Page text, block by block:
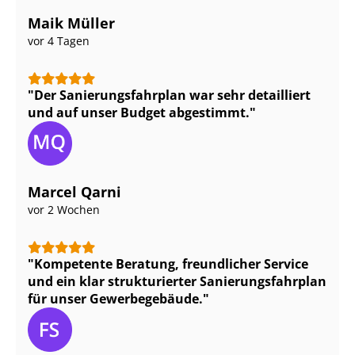
Maik Müller
vor 4 Tagen
Der Sa­nie­rungs­fahr­plan war sehr detailliert
und auf unser Budget abgestimmt.
Marcel Qarni
vor 2 Wochen
Kompetente Beratung, freundlicher Service
und ein klar strukturierter Sa­nie­rungs­fahr­plan
für unser Gewerbegebäude.